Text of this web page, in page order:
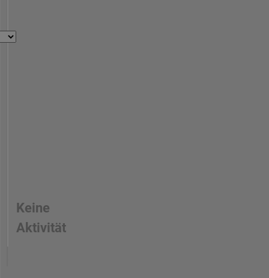
Keine
Aktivität